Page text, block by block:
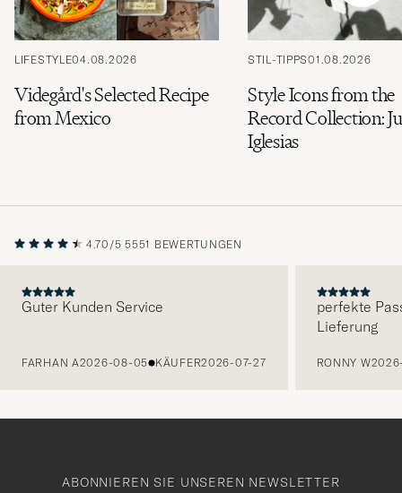
LIFESTYLE04.08.2026
Videgård's Selected Recipe
from Mexico
STIL-TIPPS01.08.2026
Style Icons from the
Record Collection:
Iglesias
4.70/5 5551 BEWERTUNGEN
Guter Kunden Service
FARHAN A2026-08-05 KÄUFER2026-07-27
perfekte
Lieferung
RONNY W
ABONNIEREN SIE UNSEREN NEWSLETTER